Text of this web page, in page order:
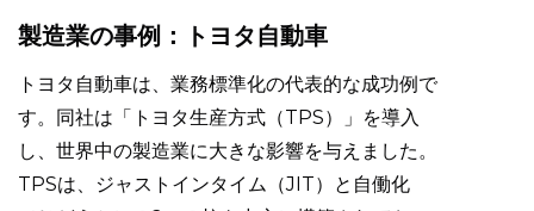
製造業の事例：トヨタ自動車
トヨタ自動車は、業務標準化の代表的な成功例で
す。同社は「トヨタ生産方式（TPS）」を導入
し、世界中の製造業に大きな影響を与えました。
TPSは、ジャストインタイム（JIT）と自働化